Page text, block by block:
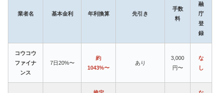
業者名 基本金利 年利換算 先引き
手数
料
融
庁
登
録
コウコウ
ファイナ
ンス
7日20%〜
約
1043%〜
あり
3,000
円〜
な
し